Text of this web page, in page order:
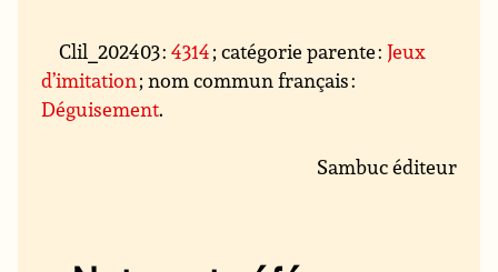
Clil_202403 :4314; catégorie parente :Jeux
d’imitation; nom commun français :
Déguisement.
Sambuc éditeur